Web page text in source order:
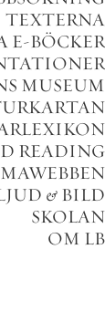
TEXTERNA
E-BÖCKER
MUSEUM
READING
& BILD
SKOLAN
OM LB